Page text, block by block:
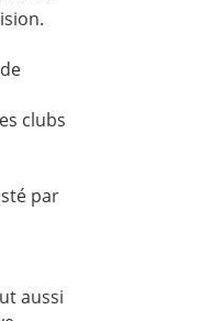
clubs
par
aussi